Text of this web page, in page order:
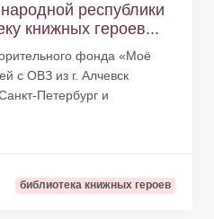
республики
книжных героев...
фонда «Моё
с ОВЗ из г. Алчевск
Петербург и
библиотека книжных героев